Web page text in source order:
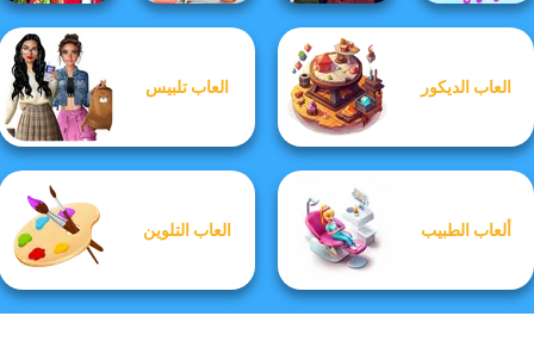
Babs And
Friends Love
Match Pr...
Babs' Spring
Manga Creator
Vampire Hunter
P...
The Celebrity Way
العاب تلبيس العاب الديكور
العاب التلوين ألعاب الطبيب